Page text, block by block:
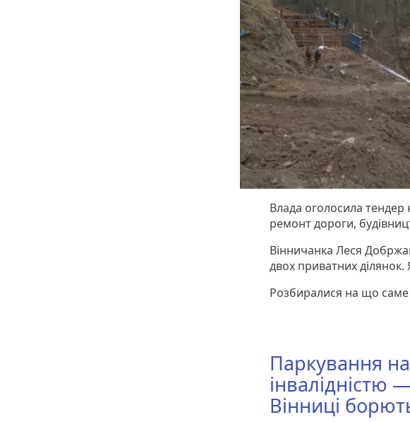
Влада оголосила тендер
ремонт дороги,
Вінничанка Леся
двох приватних ділянок.
Розбиралися на що саме
Паркування
інвалідністю
Вінниці